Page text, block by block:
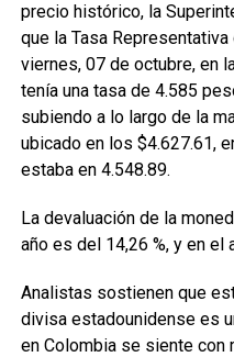
precio histórico, la
que la Tasa
viernes, 07 de octubre, en
tenía una tasa de 4.585
subiendo a lo largo de la
ubicado en los $4.627.61,
estaba en 4.548.89.
La devaluación de la
año es del 14,26 %, y en el
Analistas sostienen que
divisa estadounidense es
en Colombia se siente con